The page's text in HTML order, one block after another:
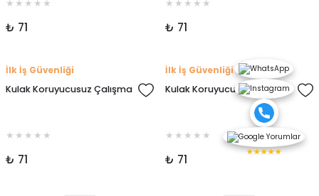
₺ 71 ₺ 71
İlk İş Güvenliği
Kulak Koruyucusuz Çalışma
₺ 71
İlk İş Güvenliği
Kulak Koruyucu Tak
₺ 71
★★★★★